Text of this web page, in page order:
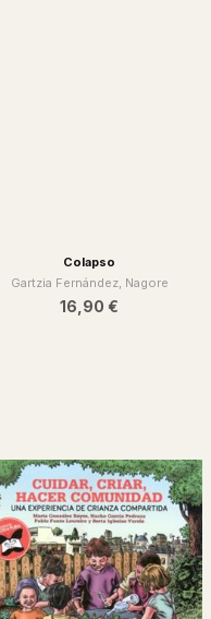
Colapso
Gartzia Fernández, Nagore
16,90 €